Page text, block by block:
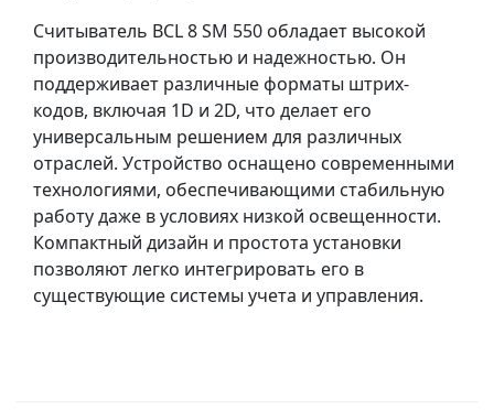
Считыватель BCL 8 SM 550 обладает высокой
производительностью и надежностью. Он
поддерживает различные форматы штрих-
кодов, включая 1D и 2D, что делает его
универсальным решением для различных
отраслей. Устройство оснащено современными
технологиями, обеспечивающими стабильную
работу даже в условиях низкой освещенности.
Компактный дизайн и простота установки
позволяют легко интегрировать его в
существующие системы учета и управления.